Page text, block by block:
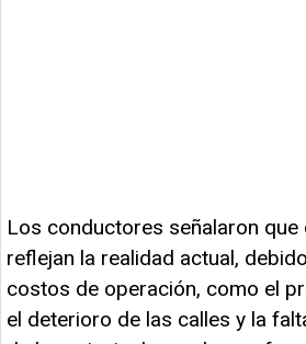
Los conductores señalaron
reflejan la realidad actual,
costos de operación, como el
el deterioro de las calles y la